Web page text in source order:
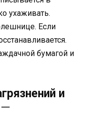
ухаживать.
Если
бумагой и
и
─